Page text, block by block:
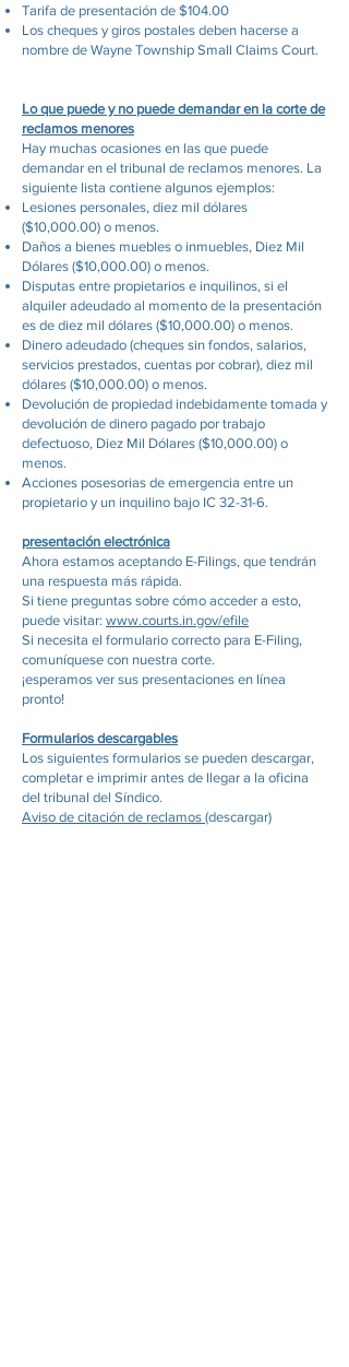
Tarifa de presentación de $104.00
Los cheques y giros postales deben hacerse a
nombre de Wayne Township Small Claims Court.
Lo que puede y no puede demandar en la corte de
reclamos menores
Hay muchas ocasiones en las que puede
demandar en el tribunal de reclamos menores. La
siguiente lista contiene algunos ejemplos:
Lesiones personales, diez mil dólares
($10,000.00) o menos.
Daños a bienes muebles o inmuebles, Diez Mil
Dólares ($10,000.00) o menos.
Disputas entre propietarios e inquilinos, si el
alquiler adeudado al momento de la presentación
es de diez mil dólares ($10,000.00) o menos.
Dinero adeudado (cheques sin fondos, salarios,
servicios prestados, cuentas por cobrar), diez mil
dólares ($10,000.00) o menos.
Devolución de propiedad indebidamente tomada y
devolución de dinero pagado por trabajo
defectuoso, Diez Mil Dólares ($10,000.00) o
menos.
Acciones posesorias de emergencia entre un
propietario y un inquilino bajo IC 32-31-6.
presentación electrónica
Ahora estamos aceptando E-Filings, que tendrán
una respuesta más rápida.
Si tiene preguntas sobre cómo acceder a esto,
puede visitar: www.courts.in.gov/efile
Si necesita el formulario correcto para E-Filing,
comuníquese con nuestra corte.
¡esperamos ver sus presentaciones en línea
pronto!
Formularios descargables
Los siguientes formularios se pueden descargar,
completar e imprimir antes de llegar a la oficina
del tribunal del Síndico.
Aviso de citación de reclamos (descargar)